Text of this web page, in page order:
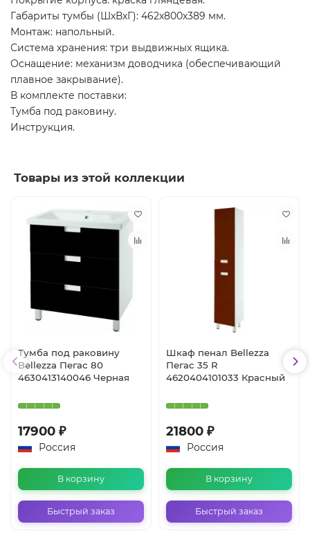
Габариты тумбы (ШхВхГ): 462х800х389 мм.
Монтаж: напольный.
Система хранения: три выдвижных ящика.
Оснащение: механизм доводчика (обеспечивающий
плавное закрывание).
В комплекте поставки:
Тумба под раковину.
Инструкция.
Товары из этой коллекции
Тумба под раковину
Bellezza Пегас 80
4630413140046 Черная
17900 ₽
Россия
В корзину
Быстрый заказ
Шкаф пенал Bellezza
Пегас 35 R
4620404101033 Красный
21800 ₽
Россия
В корзину
Быстрый заказ